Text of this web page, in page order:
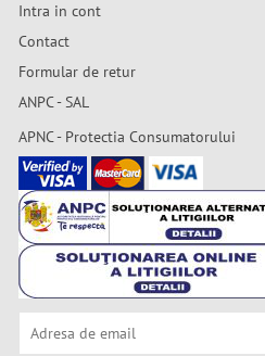
Intra in cont
Contact
Formular de retur
ANPC - SAL
APNC - Protectia Consumatorului